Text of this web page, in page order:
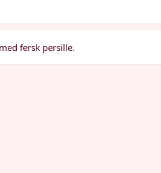
fersk persille.